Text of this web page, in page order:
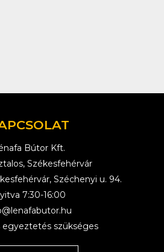
Bútor Kft.
Székesfehérvár
Széchenyi u. 94.
7:30-16:00
egyeztetés szükséges